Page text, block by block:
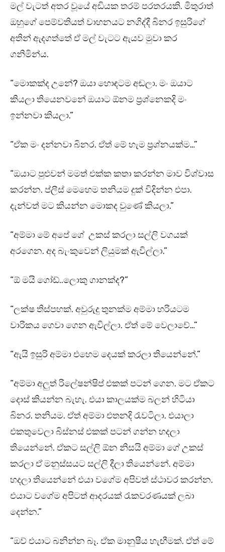
මල් වැටත් අතර වූයේ අඩියක තරම් පරතරයකි. මිතුරාත්
ඔහුගේ පෙම්වතියත් වාහනයට නගිද්දී බිනර ඉසුරිගේ
අතින් ඇදගත්තේ ඒ මල් වැටට ඇයව මුවා කර
ගනිමින්ය.
“මොකක්ද උනේ? ඔයා හොඳටම අඬලා. මං ඔයාට
කියලා තියෙනවනේ ඔයාට ඕනම ප්‍රශ්නෙකදි මං
ඉන්නවා කියලා.”
“ඒක මං දන්නවා බිනර. ඒත් මේ හැම ප්‍රශ්නයක්ම…”
“ඔයාට පුළුවන් මමත් එක්ක කතා කරන්න මාව විශ්වාස
කරන්න. ප්ලීස් මෙහෙම තනියම දුක් විදින්න එපා.
දැන්වත් මට කියන්න මොකද වුණේ කියලා.”
“අම්මා මේ අපේ ගේ උකස් කරලා සල්ලි වගයක්
අරගෙන. අද බැංකුවෙන් ලියුමක් ඇවිල්ලා.”
“ඕ මයි ගෝඩ්..ලොකු ගානක්ද?”
“ලක්ෂ තිස්පහක්. අවුරුදු තුනක්ම අම්මා හරියටම
වාරිකය ගෙවා ගෙන ඇවිල්ලා. ඒත් මේ වෙලාවේ…”
“ඇයි ඉසුරි අම්මා එහෙම දෙයක් කරලා තියෙන්නේ.”
“අම්මා අලුත් රිලේෂන්ෂිප් එකක් පටන් ගෙන. මට ඒකට
දොස් කියන්න බැහැ. එයා කාලයක්ම බලන් හිටියා
බිනර. තනියම. ඒත් අම්මා එතනදි රැවටිලා. එයාලා
එකතුවෙලා බිස්නස් එකක් පටන් ගන්න හදලා
තියෙන්නේ. ඒකට සල්ලි ඕන නිසයි අම්මා ගේ උකස්
කරලා ඒ මනුස්සයට සල්ලි දීලා තියෙන්නේ. අම්මා
හදලා තියෙන්නේ එයා වගේම අපිවත් ස්ථාවර කරන්න.
එයාට වගේම අපිටත් ආදරයක් රැකවරණයක් ලබා
දෙන්න.”
“ඔව් එයාට බනින්න බෑ. ඒක මානුෂීය හැඟීමක්. ඒත් මේ